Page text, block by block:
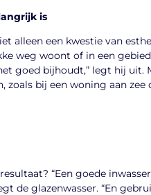
is
alleen een kwestie van
weg woont of in een
goed bijhoudt,” legt hij uit.
zoals bij een woning aan
“Een goede
de glazenwasser. “En